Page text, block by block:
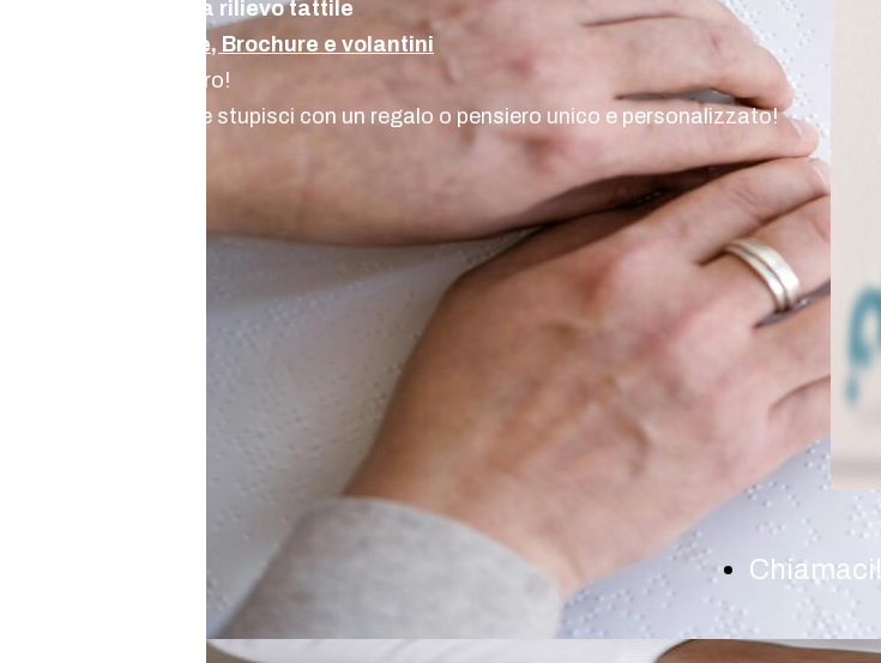
Foto a rilievo tattile
Guide, Brochure e volantini
e tanto altro!
Chiamaci e stupisci con un regalo o pensiero unico e personalizzato!
Chiamaci!